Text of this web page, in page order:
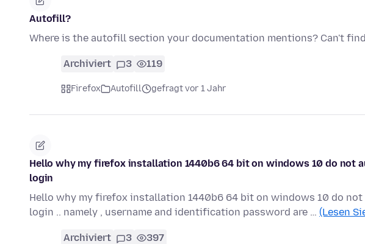
Autofill?
Where is the autofill section your documentation mentions? Can't
Archiviert 3 119
Firefox Autofill gefragt vor 1 Jahr
Hello why my firefox installation 1440b6 64 bit on windows 10 do not
login
Hello why my firefox installation 1440b6 64 bit on windows 10 do
login .. namely , username and identification password are … (Lesen
Archiviert 3 397